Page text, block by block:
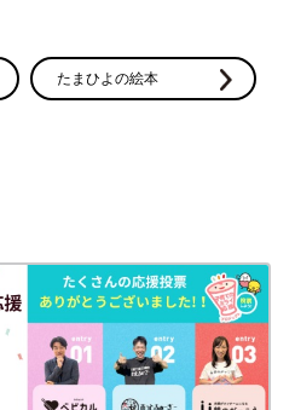
たまひよの絵本